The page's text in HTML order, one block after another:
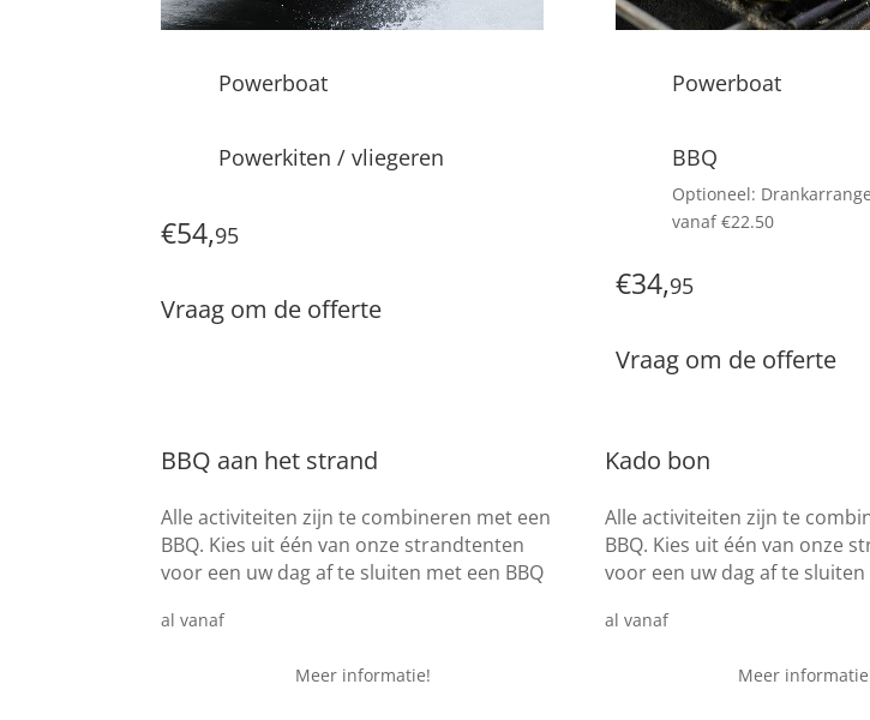
Powerboat
Powerkiten / vliegeren
€54,95
Vraag om de offerte
Powerboat
BBQ
Optioneel:
vanaf €22.50
€34,95
Vraag om de offerte
BBQ aan het strand
Alle activiteiten zijn te combineren met een
BBQ. Kies uit één van onze strandtenten
voor een uw dag af te sluiten met een BBQ
al vanaf
Meer informatie!
Kado bon
Alle activiteiten zijn te
BBQ. Kies uit één van onze
voor een uw dag af te sluiten
al vanaf
Meer